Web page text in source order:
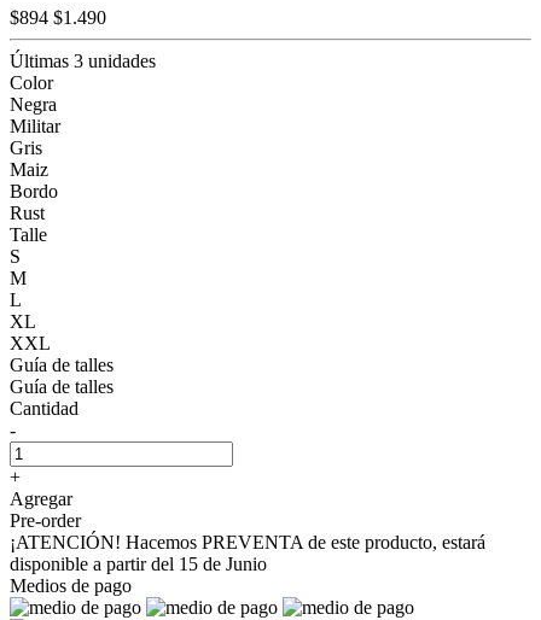
$894 $1.490
Últimas 3 unidades
Color
Negra
Militar
Gris
Maiz
Bordo
Rust
Talle
S
M
L
XL
XXL
Guía de talles
Guía de talles
Cantidad
-
+
Agregar
Pre-order
¡ATENCIÓN! Hacemos PREVENTA de este producto, estará
disponible a partir del 15 de Junio
Medios de pago